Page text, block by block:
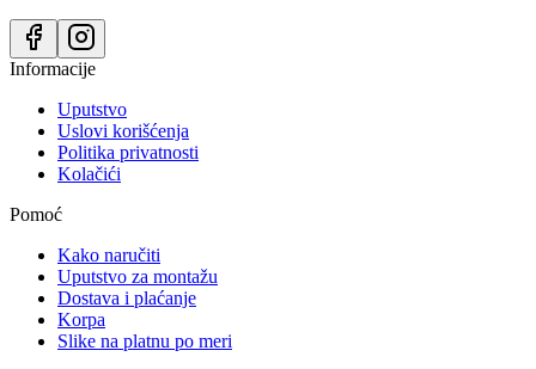
Informacije
Uputstvo
Uslovi korišćenja
Politika privatnosti
Kolačići
Pomoć
Kako naručiti
Uputstvo za montažu
Dostava i plaćanje
Korpa
Slike na platnu po meri